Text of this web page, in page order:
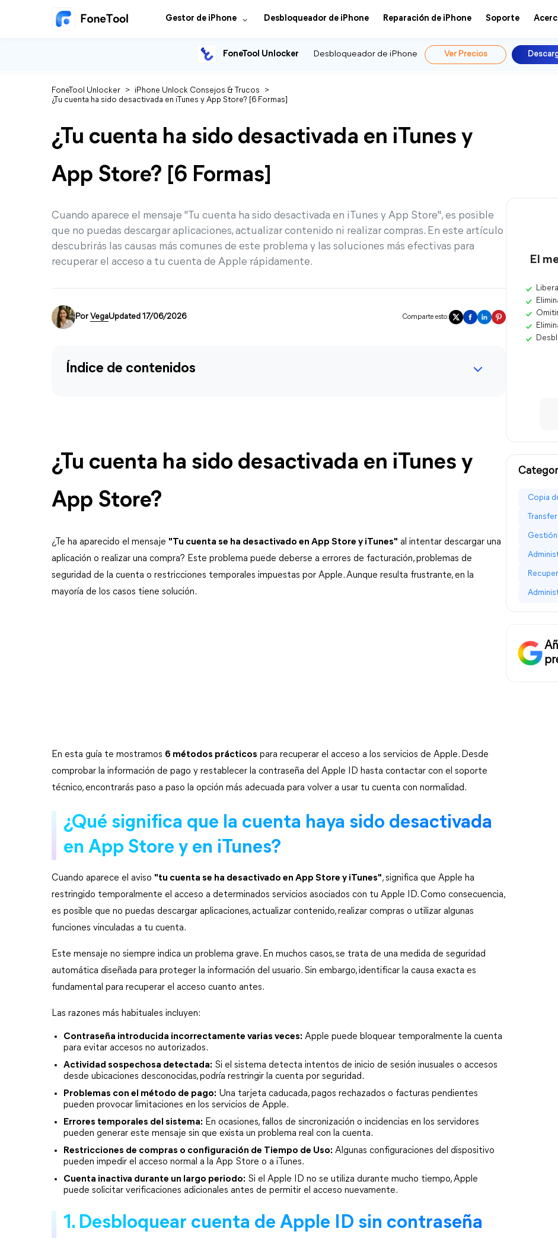
Gestor de iPhone Desbloqueador de iPhone Reparación de iPhone Soporte
FoneTool Unlocker Desbloqueador de iPhone Ver Precios
FoneTool Unlocker > iPhone Unlock Consejos & Trucos
>
¿Tu cuenta ha sido desactivada en iTunes y App Store? [6 Formas]
¿Tu cuenta ha sido desactivada en iTunes y
App Store? [6 Formas]
Cuando aparece el mensaje "Tu cuenta ha sido desactivada en iTunes y App Store", es posible
que no puedas descargar aplicaciones, actualizar contenido ni realizar compras. En este artículo
descubrirás las causas más comunes de este problema y las soluciones más efectivas para
recuperar el acceso a tu cuenta de Apple rápidamente.
Por VegaUpdated 17/06/2026 Comparte esto:
Índice de contenidos
¿Tu cuenta ha sido desactivada en iTunes y
App Store?
¿Te ha aparecido el mensaje "Tu cuenta se ha desactivado en App Store y iTunes" al intentar descargar una
aplicación o realizar una compra? Este problema puede deberse a errores de facturación, problemas de
seguridad de la cuenta o restricciones temporales impuestas por Apple. Aunque resulta frustrante, en la
mayoría de los casos tiene solución.
En esta guía te mostramos 6 métodos prácticos para recuperar el acceso a los servicios de Apple. Desde
comprobar la información de pago y restablecer la contraseña del Apple ID hasta contactar con el soporte
técnico, encontrarás paso a paso la opción más adecuada para volver a usar tu cuenta con normalidad.
¿Qué significa que la cuenta haya sido desactivada
en App Store y en iTunes?
Cuando aparece el aviso "tu cuenta se ha desactivado en App Store y iTunes", significa que Apple ha
restringido temporalmente el acceso a determinados servicios asociados con tu Apple ID. Como consecuencia,
es posible que no puedas descargar aplicaciones, actualizar contenido, realizar compras o utilizar algunas
funciones vinculadas a tu cuenta.
Este mensaje no siempre indica un problema grave. En muchos casos, se trata de una medida de seguridad
automática diseñada para proteger la información del usuario. Sin embargo, identificar la causa exacta es
fundamental para recuperar el acceso cuanto antes.
Las razones más habituales incluyen:
Contraseña introducida incorrectamente varias veces: Apple puede bloquear temporalmente la cuenta
para evitar accesos no autorizados.
Actividad sospechosa detectada: Si el sistema detecta intentos de inicio de sesión inusuales o accesos
desde ubicaciones desconocidas, podría restringir la cuenta por seguridad.
Problemas con el método de pago: Una tarjeta caducada, pagos rechazados o facturas pendientes
pueden provocar limitaciones en los servicios de Apple.
Errores temporales del sistema: En ocasiones, fallos de sincronización o incidencias en los servidores
pueden generar este mensaje sin que exista un problema real con la cuenta.
Restricciones de compras o configuración de Tiempo de Uso: Algunas configuraciones del dispositivo
pueden impedir el acceso normal a la App Store o a iTunes.
Cuenta inactiva durante un largo periodo: Si el Apple ID no se utiliza durante mucho tiempo, Apple
puede solicitar verificaciones adicionales antes de permitir el acceso nuevamente.
1. Desbloquear cuenta de Apple ID sin contraseña
El
Copia